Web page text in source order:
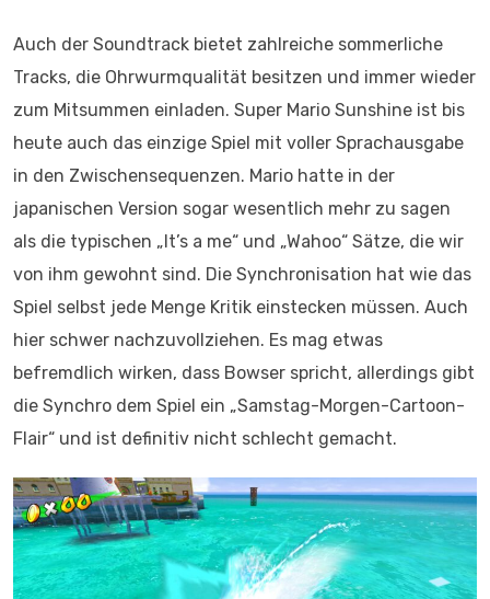
Auch der Soundtrack bietet zahlreiche sommerliche
Tracks, die Ohrwurmqualität besitzen und immer wieder
zum Mitsummen einladen. Super Mario Sunshine ist bis
heute auch das einzige Spiel mit voller Sprachausgabe
in den Zwischensequenzen. Mario hatte in der
japanischen Version sogar wesentlich mehr zu sagen
als die typischen „It’s a me“ und „Wahoo“ Sätze, die wir
von ihm gewohnt sind. Die Synchronisation hat wie das
Spiel selbst jede Menge Kritik einstecken müssen. Auch
hier schwer nachzuvollziehen. Es mag etwas
befremdlich wirken, dass Bowser spricht, allerdings gibt
die Synchro dem Spiel ein „Samstag-Morgen-Cartoon-
Flair“ und ist definitiv nicht schlecht gemacht.